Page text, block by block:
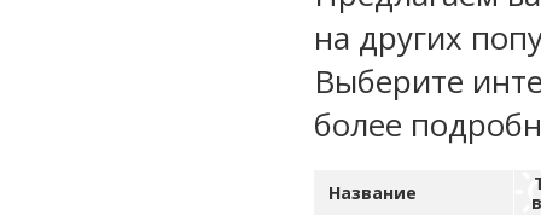
на других
Выберите
более
Название